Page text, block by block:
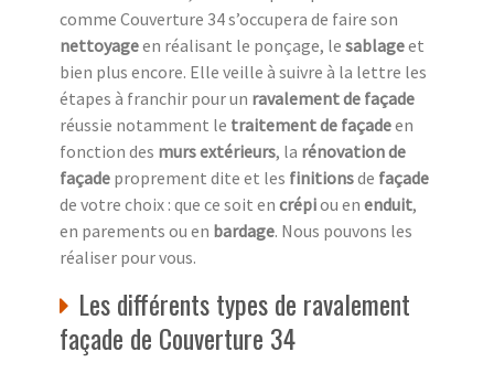
comme Couverture 34 s’occupera de faire son
nettoyageen réalisant le ponçage, le sablageet
bien plus encore. Elle veille à suivre à la lettre les
étapes à franchir pour un ravalement de façade
réussie notamment le traitement de façadeen
fonction des murs extérieurs, la rénovation de
façade proprement dite et les finitionsde façade
de votre choix : que ce soit en crépiou en enduit,
en parements ou en bardage. Nous pouvons les
réaliser pour vous.
Les différents types de ravalement
façade de Couverture 34